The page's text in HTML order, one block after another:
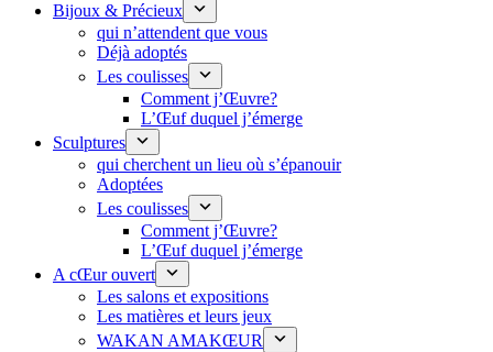
Bijoux & Précieux
qui n’attendent que vous
Déjà adoptés
Les coulisses
Comment j’Œuvre?
L’Œuf duquel j’émerge
Sculptures
qui cherchent un lieu où s’épanouir
Adoptées
Les coulisses
Comment j’Œuvre?
L’Œuf duquel j’émerge
A cŒur ouvert
Les salons et expositions
Les matières et leurs jeux
WAKAN AMAKŒUR